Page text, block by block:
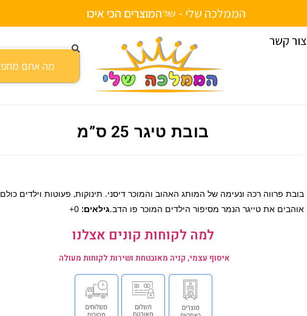
הממלכה שלי -שליחעד הבית
צור קשר
בובת טיגר 25 ס”מ
בובת פרווה רכה ונעימה של המותג האהוב והמוכר דיסני. תינוקות, פעוטות וילדים כולם
אוהבים את טייגר הנמר מסיפור הילדים המוכר פו הדב.גילאים: 0+
למה לקוחות קונים אצלנו
איסוף עצמי, קניה מאובטחת ושירות לקוחות מעולה